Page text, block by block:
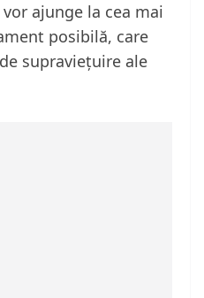
ajunge la cea mai
posibilă, care
supraviețuire ale